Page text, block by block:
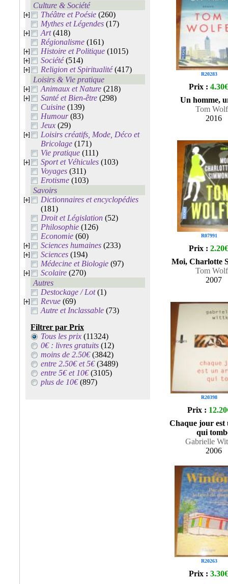
Culture & Société
Théâtre et Poésie (260)
Mythes et Légendes (17)
Art(418)
Régionalisme (161)
Histoire et Politique (1015)
Société(514)
Religion et Spiritualité(417)
Loisirs & Vie pratique
Animaux et Nature (218)
Santé et Bien-être (298)
Cuisine (139)
Humour(83)
Jeux (29)
Loisirs créatifs, Mode, Déco et
Bricolage (171)
Vie pratique (111)
Sport et Véhicules (103)
Voyages (311)
Erotisme (103)
Savoirs
Dictionnaires et encyclopédies
(181)
Droit et Législation (52)
Philosophie (126)
Economie (60)
Sciences humaines (233)
Sciences (194)
Médecine et Biologie (97)
Scolaire (270)
Autres
Destockage / Lot(1)
Revue (69)
Autre et Inclassable (73)
Filtrer par Prix
Tous les prix (11324)
0€ : livres gratuits (12)
moins de 2.50€(3842)
entre 2.50€ et 5€(3489)
entre 5€ et 10€(3105)
plus de 10€(897)
R20283
Prix : 4.30€
Un homme,
Tom
2016
R07991
Prix : 2.20€
Moi, Charlotte
Tom
2007
R20398
Prix :
Chaque jour est
qui
Gabrielle
2006
R20263
Prix : 3.30€